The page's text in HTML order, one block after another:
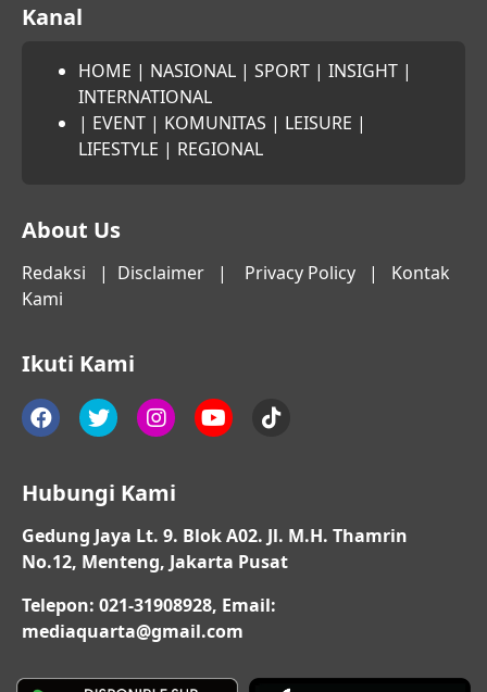
Kanal
HOME | NASIONAL | SPORT | INSIGHT |
INTERNATIONAL
| EVENT | KOMUNITAS | LEISURE |
LIFESTYLE | REGIONAL
About Us
Redaksi | Disclaimer | Privacy Policy | Kontak
Kami
Ikuti Kami
Hubungi Kami
Gedung Jaya Lt. 9. Blok A02. Jl. M.H. Thamrin
No.12, Menteng, Jakarta Pusat
Telepon: 021-31908928, Email:
mediaquarta@gmail.com